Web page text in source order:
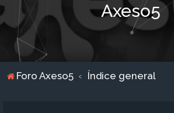
Axeso5
Foro Axeso5 Índice general